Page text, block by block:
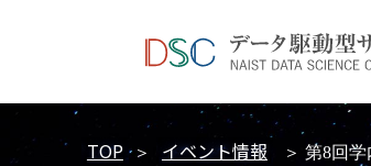
TOP ＞ イベント情報 ＞ 第8回